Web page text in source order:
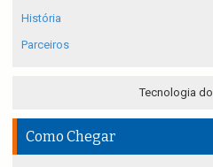
História
Parceiros
Tecnologia do
Como Chegar